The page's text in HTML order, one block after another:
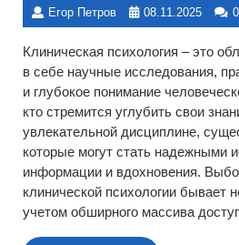
Егор Петров 08.11.2025
Клиническая психология – это
в себе научные исследования,
и глубокое понимание
кто стремится углубить свои
увлекательной дисциплине,
которые могут стать надежными
информации и вдохновения.
клинической психологии бывает
учетом обширного массива